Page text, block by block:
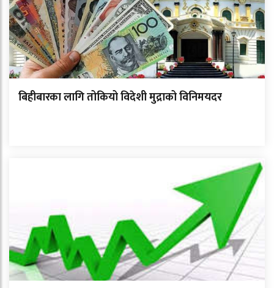
बिहीबारका लागि तोकियो विदेशी मुद्राको विनिमयदर